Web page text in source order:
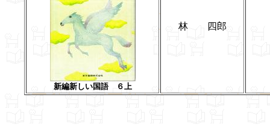
新編新しい国語 ６上
林 四郎